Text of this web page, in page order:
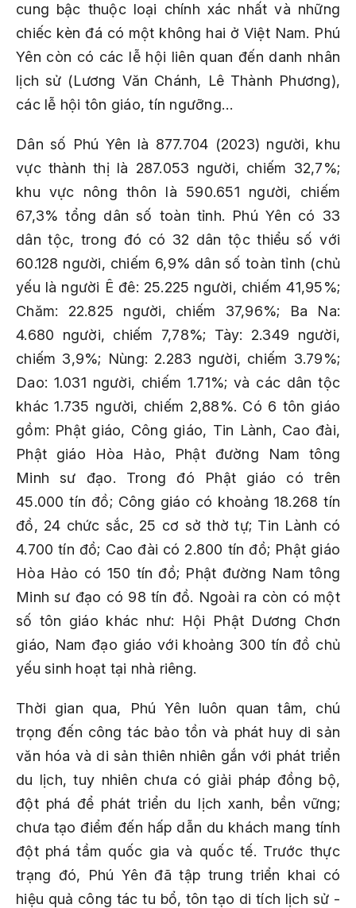
cung bậc thuộc loại chính xác nhất và những
chiếc kèn đá có một không hai ở Việt Nam. Phú
Yên còn có các lễ hội liên quan đến danh nhân
lịch sử (Lương Văn Chánh, Lê Thành Phương),
các lễ hội tôn giáo, tín ngưỡng…
Dân số Phú Yên là 877.704 (2023) người, khu
vực thành thị là 287.053 người, chiếm 32,7%;
khu vực nông thôn là 590.651 người, chiếm
67,3% tổng dân số toàn tỉnh. Phú Yên có 33
dân tộc, trong đó có 32 dân tộc thiểu số với
60.128 người, chiếm 6,9% dân số toàn tỉnh (chủ
yếu là người Ê đê: 25.225 người, chiếm 41,95%;
Chăm: 22.825 người, chiếm 37,96%; Ba Na:
4.680 người, chiếm 7,78%; Tày: 2.349 người,
chiếm 3,9%; Nùng: 2.283 người, chiếm 3.79%;
Dao: 1.031 người, chiếm 1.71%; và các dân tộc
khác 1.735 người, chiếm 2,88%. Có 6 tôn giáo
gồm: Phật giáo, Công giáo, Tin Lành, Cao đài,
Phật giáo Hòa Hảo, Phật đường Nam tông
Minh sư đạo. Trong đó Phật giáo có trên
45.000 tín đồ; Công giáo có khoảng 18.268 tín
đồ, 24 chức sắc, 25 cơ sở thờ tự; Tin Lành có
4.700 tín đồ; Cao đài có 2.800 tín đồ; Phật giáo
Hòa Hảo có 150 tín đồ; Phật đường Nam tông
Minh sư đạo có 98 tín đồ. Ngoài ra còn có một
số tôn giáo khác như: Hội Phật Dương Chơn
giáo, Nam đạo giáo với khoảng 300 tín đồ chủ
yếu sinh hoạt tại nhà riêng.
Thời gian qua, Phú Yên luôn quan tâm, chú
trọng đến công tác bảo tồn và phát huy di sản
văn hóa và di sản thiên nhiên gắn với phát triển
du lịch, tuy nhiên chưa có giải pháp đồng bộ,
đột phá để phát triển du lịch xanh, bền vững;
chưa tạo điểm đến hấp dẫn du khách mang tính
đột phá tầm quốc gia và quốc tế. Trước thực
trạng đó, Phú Yên đã tập trung triển khai có
hiệu quả công tác tu bổ, tôn tạo di tích lịch sử -